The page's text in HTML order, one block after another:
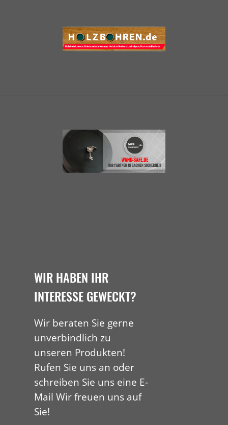
WIR HABEN IHR
INTERESSE GEWECKT?
Wir beraten Sie gerne
unverbindlich zu
unseren Produkten!
Rufen Sie uns an oder
schreiben Sie uns eine E-
Mail Wir freuen uns auf
Sie!